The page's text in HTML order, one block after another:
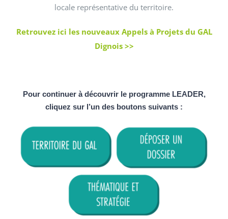
locale représentative du territoire.
Retrouvez ici les nouveaux Appels à Projets du GAL
Dignois >>
Pour continuer à découvrir le programme LEADER,
cliquez sur l’un des boutons suivants :